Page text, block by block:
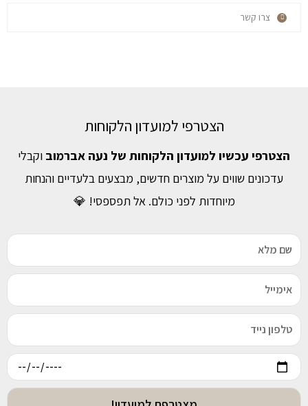
צרו קשר
הצטרפי למועדון הלקוחות
הצטרפי עכשיו למועדון הלקוחות של נעה אברמוב וקבלי
עדכונים שווים על מוצרים חדשים, מבצעים בלעדיים והנחות
מיוחדות לפני כולם. אל תפספסי! 💎